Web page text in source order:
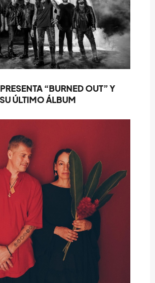
“BURNED OUT” Y
ÚLTIMO ÁLBUM